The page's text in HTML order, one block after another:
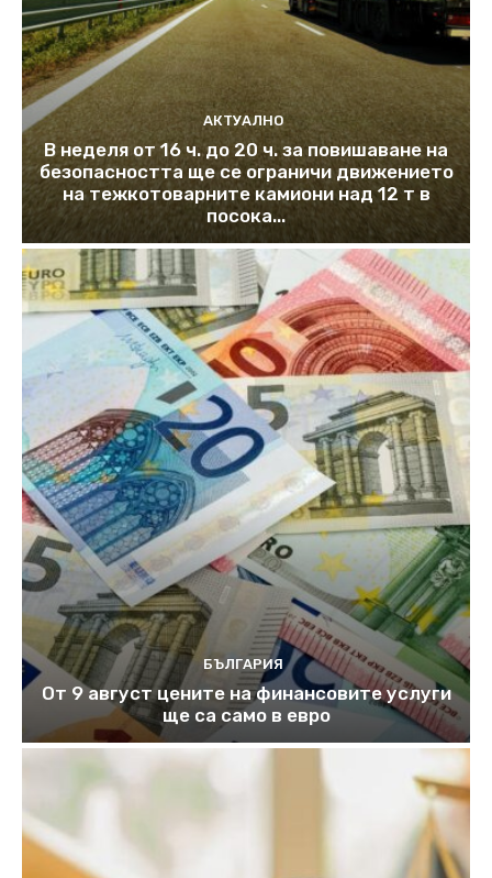
АКТУАЛНО
В неделя от 16 ч. до 20 ч. за повишаване на
безопасността ще се ограничи движението
на тежкотоварните камиони над 12 т в
посока...
БЪЛГАРИЯ
От 9 август цените на финансовите услуги
ще са само в евро